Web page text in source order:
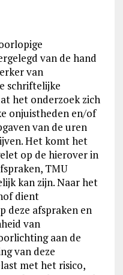
van de hand
van
schriftelijke
het onderzoek zich
onjuistheden en/of
van de uren
Het komt het
op de hierover in
TMU
kan zijn. Naar het
dient
deze afspraken en
van
aan de
van deze
met het risico,